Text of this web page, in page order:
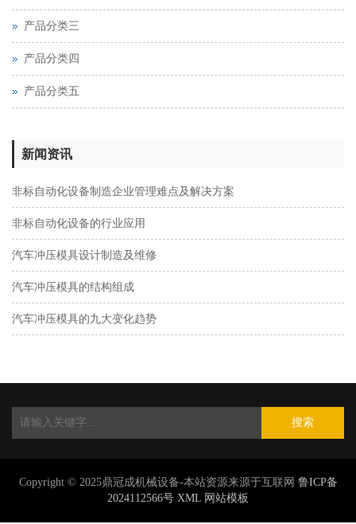
产品分类三
产品分类四
产品分类五
新闻资讯
非标自动化设备制造企业管理难点及解决方案
非标自动化设备的行业应用
汽车冲压模具设计制造及维修
汽车冲压模具的结构组成
汽车冲压模具的九大变化趋势
搜索
Copyright © 2025鼎冠成机械设备-本站资源来源于互联网 鲁ICP备
2024112566号 XML 网站模板